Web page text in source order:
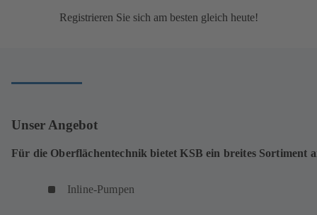
Registrieren Sie sich am besten gleich heute!
Unser Angebot
Für die Oberflächentechnik bietet KSB ein breites Sortiment
Inline-Pumpen